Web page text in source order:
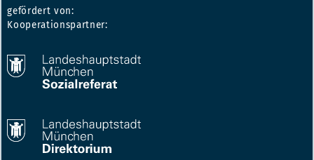
gefördert von:
Kooperationspartner: